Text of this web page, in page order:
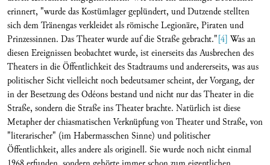
erinnert, "wurde das Kostümlager geplündert, und Dutzende stellten
sich dem Tränengas verkleidet als römische Legionäre, Piraten und
Prinzessinnen. Das Theater wurde auf die Straße gebracht."[4] Was an
diesen Ereignissen beobachtet wurde, ist einerseits das Ausbrechen des
Theaters in die Öffentlichkeit des Stadtraums und andererseits, was aus
politischer Sicht vielleicht noch bedeutsamer scheint, der Vorgang, der
in der Besetzung des Odéons bestand und nicht nur das Theater in die
Straße, sondern die Straße ins Theater brachte. Natürlich ist diese
Metapher der chiasmatischen Verknüpfung von Theater und Straße, von
"literarischer" (im Habermasschen Sinne) und politischer
Öffentlichkeit, alles andere als originell. Sie wurde noch nicht einmal